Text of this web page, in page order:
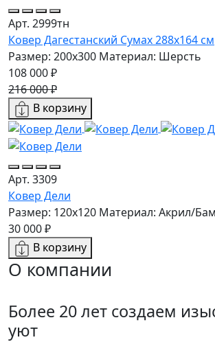
Арт. 2999тн
Ковер Дагестанский Сумах 288х164 см
Размер: 200x300 Материал: Шерсть
108 000 ₽
216 000 ₽
В корзину
Арт. 3309
Ковер Дели
Размер: 120х120 Материал: Акрил/
30 000 ₽
В корзину
О компании
Более 20 лет создаем
уют